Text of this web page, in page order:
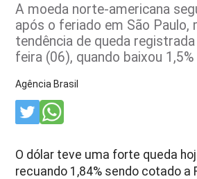
A moeda norte-americana
após o feriado em São Paulo,
tendência de queda
feira (06), quando baixou 1,5%
Agência Brasil
O dólar teve uma forte queda
recuando 1,84% sendo cotado a